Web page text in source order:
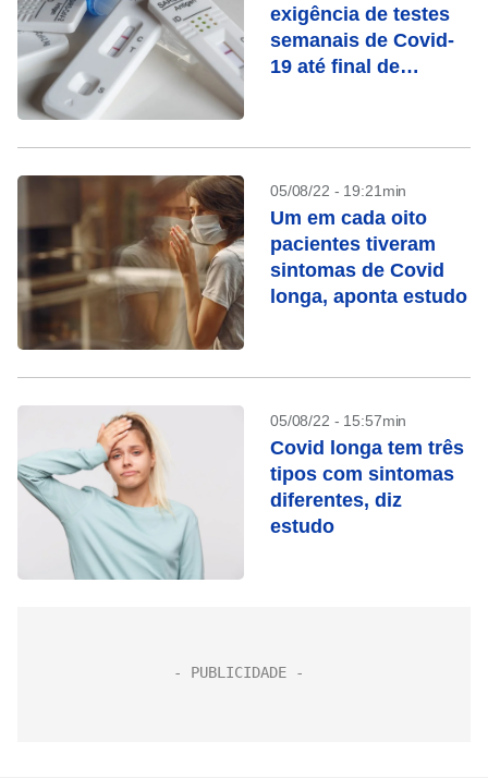
exigência de testes
semanais de Covid-
19 até final de
05/08/22 - 19:21min
Um em cada oito
pacientes tiveram
sintomas de Covid
longa, aponta estudo
05/08/22 - 15:57min
Covid longa tem três
tipos com sintomas
diferentes, diz
estudo